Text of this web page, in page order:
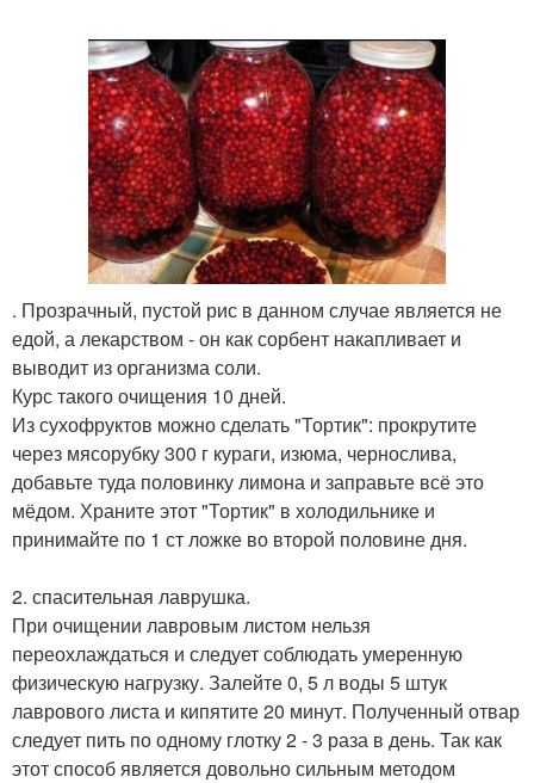
. Прозрачный, пустой рис в данном случае является не
едой, а лекарством - он как сорбент накапливает и
выводит из организма соли.
Курс такого очищения 10 дней.
Из сухофруктов можно сделать "Тортик": прокрутите
через мясорубку 300 г кураги, изюма, чернослива,
добавьте туда половинку лимона и заправьте всё это
мёдом. Храните этот "Тортик" в холодильнике и
принимайте по 1 ст ложке во второй половине дня.
2. спасительная лаврушка.
При очищении лавровым листом нельзя
переохлаждаться и следует соблюдать умеренную
физическую нагрузку. Залейте 0, 5 л воды 5 штук
лаврового листа и кипятите 20 минут. Полученный отвар
следует пить по одному глотку 2 - 3 раза в день. Так как
этот способ является довольно сильным методом